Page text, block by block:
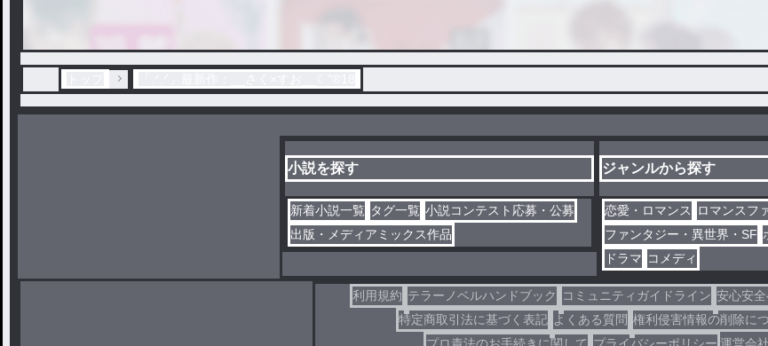
小説を探す
新着小説一覧 タグ一覧 小説コンテスト応募・公募
出版・メディアミックス作品
ジャンルから探す
恋愛・ロマンス
ロマンスフ
ファンタジー・異世界・SF
ドラマ コメディ
利用規約 テラーノベルハンドブック コミュニティガイドライン 安心安
特定商取引法に基づく表記 よくある質問 権利侵害情報の削除に